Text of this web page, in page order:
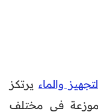
والماءيرتكز
موزعة في مختلف